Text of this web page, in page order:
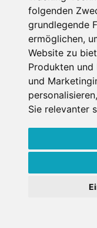
folgenden
grundlegende
ermöglichen,
Website zu
Produkten und
und
personalisieren,
Sie relevanter
Letzter
1
0